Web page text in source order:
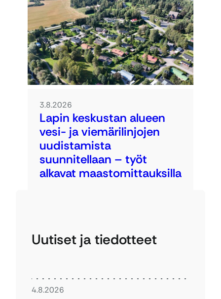
3.8.2026
Lapin keskustan alueen
vesi- ja viemärilinjojen
uudistamista
suunnitellaan – työt
alkavat maastomittauksilla
Uutiset ja tiedotteet
4.8.2026